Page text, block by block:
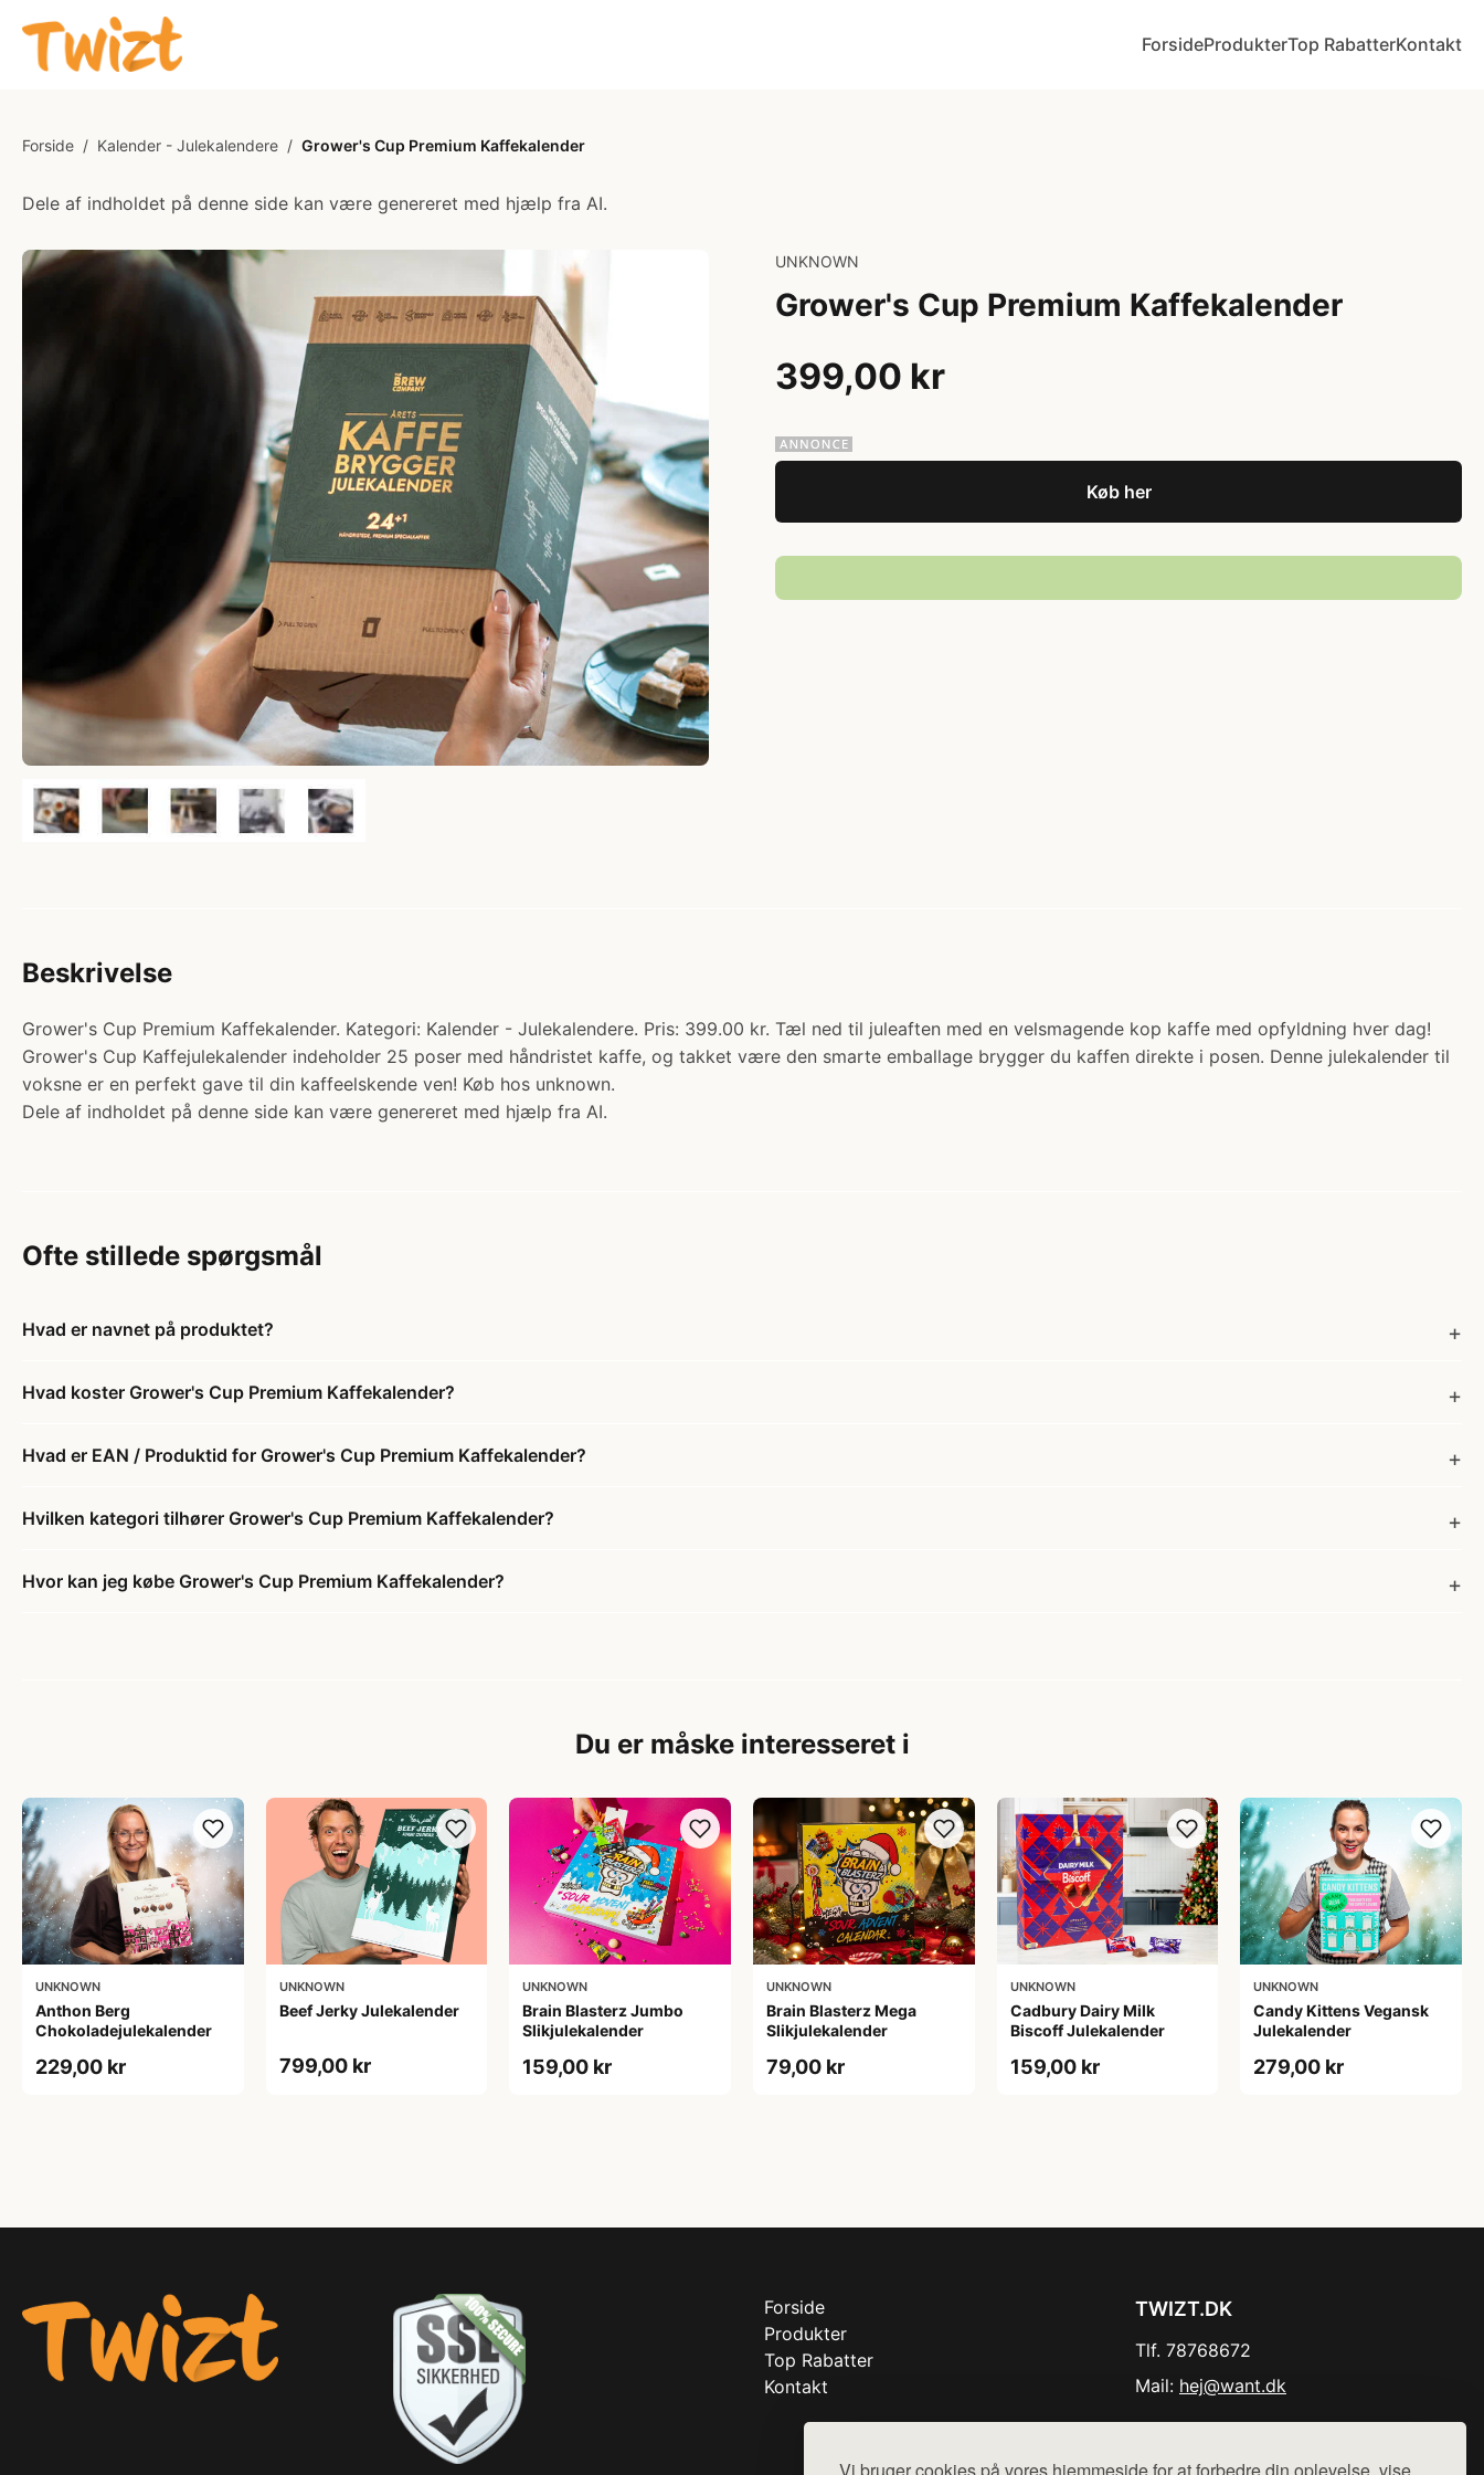
ForsideProdukterTop RabatterKontakt
Forside / Kalender - Julekalendere / Grower's Cup Premium Kaffekalender
Dele af indholdet på denne side kan være genereret med hjælp fra AI.
UNKNOWN
Grower's Cup Premium Kaffekalender
399,00 kr
Køb her
Beskrivelse
Grower's Cup Premium Kaffekalender. Kategori: Kalender - Julekalendere. Pris: 399.00 kr. Tæl ned til juleaften med en velsmagende kop kaffe med opfyldning hver dag!
Grower's Cup Kaffejulekalender indeholder 25 poser med håndristet kaffe, og takket være den smarte emballage brygger du kaffen direkte i posen. Denne julekalender til
voksne er en perfekt gave til din kaffeelskende ven! Køb hos unknown.
Dele af indholdet på denne side kan være genereret med hjælp fra AI.
Ofte stillede spørgsmål
Hvad er navnet på produktet?
Hvad koster Grower's Cup Premium Kaffekalender?
Hvad er EAN / Produktid for Grower's Cup Premium Kaffekalender?
Hvilken kategori tilhører Grower's Cup Premium Kaffekalender?
Hvor kan jeg købe Grower's Cup Premium Kaffekalender?
Du er måske interesseret i
UNKNOWN
Anthon Berg
Chokoladejulekalender
229,00 kr
UNKNOWN
Beef Jerky Julekalender
799,00 kr
UNKNOWN
Brain Blasterz Jumbo
Slikjulekalender
159,00 kr
UNKNOWN
Brain Blasterz Mega
Slikjulekalender
79,00 kr
UNKNOWN
Cadbury Dairy Milk
Biscoff Julekalender
159,00 kr
UNKNOWN
Candy Kittens Vegansk
Julekalender
279,00 kr
Forside
Produkter
Top Rabatter
Kontakt
TWIZT.DK
Tlf. 78768672
Mail: hej@want.dk